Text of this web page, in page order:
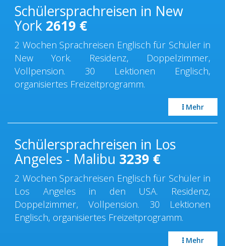
Schülersprachreisen in New
York 2619 €
2 Wochen Sprachreisen Englisch für Schüler in
New York. Residenz, Doppelzimmer,
Vollpension. 30 Lektionen Englisch,
organisiertes Freizeitprogramm.
Mehr
Schülersprachreisen in Los
Angeles - Malibu 3239 €
2 Wochen Sprachreisen Englisch für Schüler in
Los Angeles in den USA. Residenz,
Doppelzimmer, Vollpension. 30 Lektionen
Englisch, organisiertes Freizeitprogramm.
Mehr